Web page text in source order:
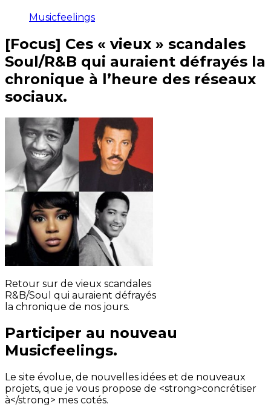
Musicfeelings
[Focus] Ces « vieux » scandales
Soul/R&B qui auraient défrayés la
chronique à l’heure des réseaux
sociaux.
Retour sur de vieux scandales
R&B/Soul qui auraient défrayés
la chronique de nos jours.
Participer au nouveau
Musicfeelings.
Le site évolue, de nouvelles idées et de nouveaux
projets, que je vous propose de <strong>concrétiser
à</strong> mes cotés.